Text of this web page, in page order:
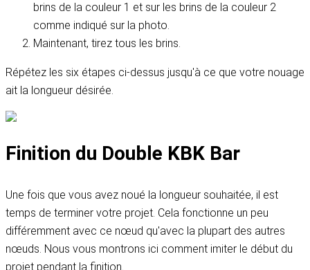
brins de la couleur 1 et sur les brins de la couleur 2
comme indiqué sur la photo.
Maintenant, tirez tous les brins.
Répétez les six étapes ci-dessus jusqu'à ce que votre nouage
ait la longueur désirée.
Finition du Double KBK Bar
Une fois que vous avez noué la longueur souhaitée, il est
temps de terminer votre projet. Cela fonctionne un peu
différemment avec ce nœud qu'avec la plupart des autres
nœuds. Nous vous montrons ici comment imiter le début du
projet pendant la finition.